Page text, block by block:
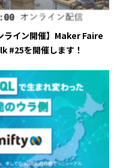
ライン開催】Maker Faire
#25を開催します！